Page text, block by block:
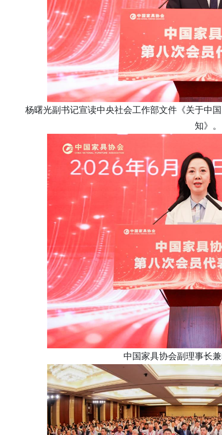
杨曙光副书记宣读中央社会工作部文件《关于中
知》。
中国家具协会副理事长